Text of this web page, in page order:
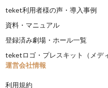
teket利用者様の声・導入事例
資料・マニュアル
登録済み劇場・ホール一覧
teketロゴ・プレスキット（メデ
運営会社情報
利用規約